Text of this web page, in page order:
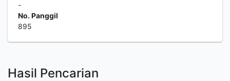
-
No. Panggil
895
Hasil Pencarian